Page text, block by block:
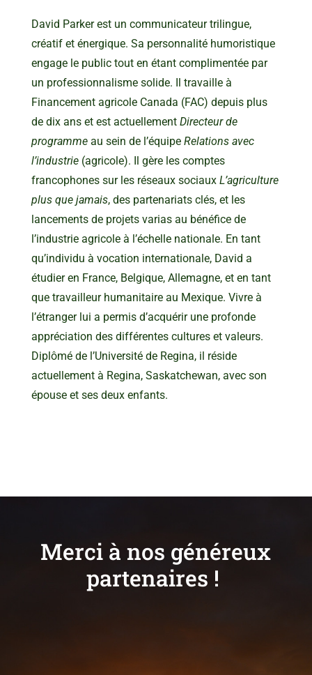
David Parker est un communicateur trilingue,
créatif et énergique. Sa personnalité humoristique
engage le public tout en étant complimentée par
un professionnalisme solide. Il travaille à
Financement agricole Canada (FAC) depuis plus
de dix ans et est actuellement Directeur de
programmeau sein de l’équipe Relations avec
l’industrie(agricole). Il gère les comptes
francophones sur les réseaux sociaux L’agriculture
plus que jamais, des partenariats clés, et les
lancements de projets varias au bénéfice de
l’industrie agricole à l’échelle nationale. En tant
qu’individu à vocation internationale, David a
étudier en France, Belgique, Allemagne, et en tant
que travailleur humanitaire au Mexique. Vivre à
l’étranger lui a permis d’acquérir une profonde
appréciation des différentes cultures et valeurs.
Diplômé de l’Université de Regina, il réside
actuellement à Regina, Saskatchewan, avec son
épouse et ses deux enfants.
Merci à nos généreux
partenaires !